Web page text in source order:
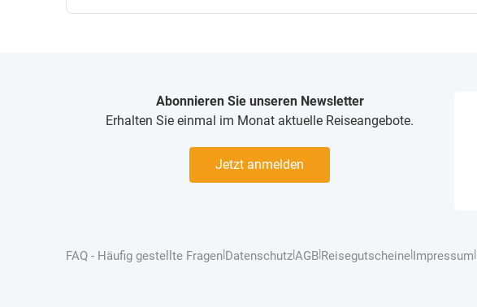
Abonnieren Sie unseren Newsletter
Erhalten Sie einmal im Monat aktuelle Reiseangebote.
Jetzt anmelden
FAQ - Häufig gestellte Fragen|Datenschutz|AGB|Reisegutscheine| Impressum|